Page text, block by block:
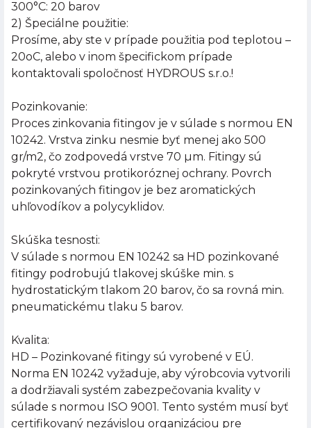
300°C: 20 barov
2) Špeciálne použitie:
Prosíme, aby ste v prípade použitia pod teplotou –
20oC, alebo v inom špecifickom prípade
kontaktovali spoločnosť HYDROUS s.r.o.!
Pozinkovanie:
Proces zinkovania fitingov je v súlade s normou EN
10242. Vrstva zinku nesmie byť menej ako 500
gr/m2, čo zodpovedá vrstve 70 µm. Fitingy sú
pokryté vrstvou protikoróznej ochrany. Povrch
pozinkovaných fitingov je bez aromatických
uhľovodíkov a polycyklidov.
Skúška tesnosti:
V súlade s normou EN 10242 sa HD pozinkované
fitingy podrobujú tlakovej skúške min. s
hydrostatickým tlakom 20 barov, čo sa rovná min.
pneumatickému tlaku 5 barov.
Kvalita:
HD – Pozinkované fitingy sú vyrobené v EÚ.
Norma EN 10242 vyžaduje, aby výrobcovia vytvorili
a dodržiavali systém zabezpečovania kvality v
súlade s normou ISO 9001. Tento systém musí byť
certifikovaný nezávislou organizáciou pre